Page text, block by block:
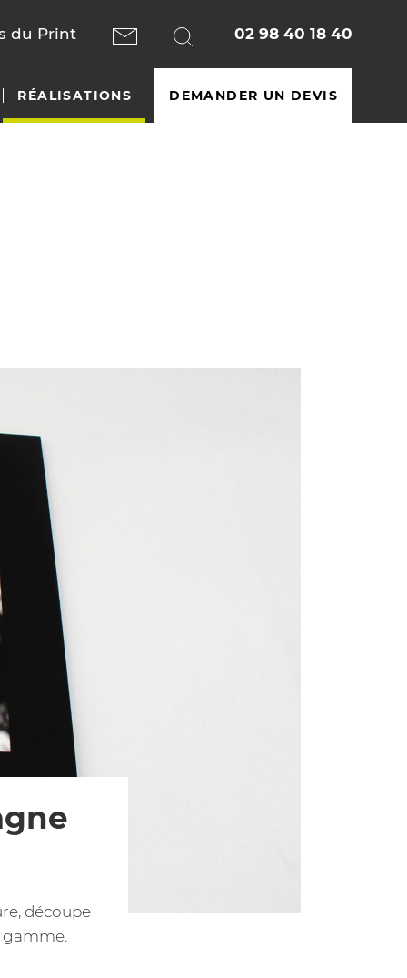
du Print 02 98 40 18 40
RÉALISATIONS DEMANDER UN DEVIS
découpe
gamme.